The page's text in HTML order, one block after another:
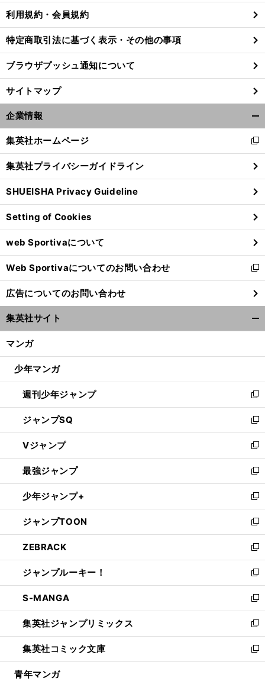
利用規約・会員規約
特定商取引法に基づく表示・その他の事項
ブラウザプッシュ通知について
サイトマップ
企業情報
閉
る
集英社ホームページ
新
し
い
ウ
ィ
ン
ド
ウ
で
開
く
集英社プライバシーガイドライン
SHUEISHA Privacy Guideline
Setting of Cookies
web Sportivaについて
Web Sportivaについてのお問い合わせ
新
し
い
ウ
ィ
ン
ウ
開
く
広告についてのお問い合わせ
集英社サイト
マンガ
少年マンガ
週刊少年ジャンプ
新
し
い
ウ
ィ
ン
ド
ウ
で
開
く
ジャンプSQ
新
し
い
ウ
ィ
ン
ド
ウ
で
開
く
Vジャンプ
新
し
い
ウ
ィ
ン
ド
ウ
で
開
く
最強ジャンプ
新
し
い
ウ
ィ
ン
ド
ウ
で
開
く
少年ジャンプ+
新
し
い
ウ
ィ
ン
ド
ウ
で
開
く
ジャンプTOON
新
し
い
ウ
ィ
ン
ド
ウ
で
開
く
ZEBRACK
新
し
い
ウ
ィ
ン
ド
ウ
で
開
ジャンプルーキー！
新
し
い
ウ
ィ
ン
ド
ウ
S-MANGA
新
し
い
ウ
ィ
ン
集英社ジャンプリミックス
新
し
い
ウ
集英社コミック文庫
新
し
青年マンガ